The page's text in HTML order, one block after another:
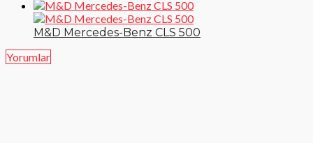
M&D Mercedes-Benz CLS 500
Yorumlar